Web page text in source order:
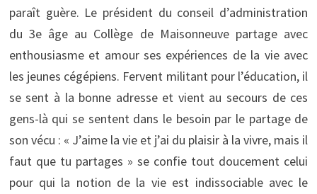
paraît guère. Le président du conseil d’administration
du 3e âge au Collège de Maisonneuve partage avec
enthousiasme et amour ses expériences de la vie avec
les jeunes cégépiens. Fervent militant pour l’éducation, il
se sent à la bonne adresse et vient au secours de ces
gens-là qui se sentent dans le besoin par le partage de
son vécu : « J’aime la vie et j’ai du plaisir à la vivre, mais il
faut que tu partages » se confie tout doucement celui
pour qui la notion de la vie est indissociable avec le